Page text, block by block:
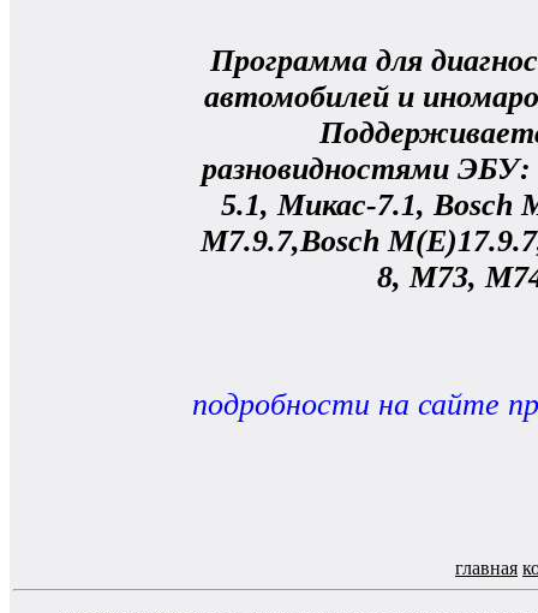
Программа для
автомобилей и
разновидностями ЭБУ:
5.1, Микас-7.1, Bosch
M7.9.7,Bosch
8, M73,
подробности на сайте
главная